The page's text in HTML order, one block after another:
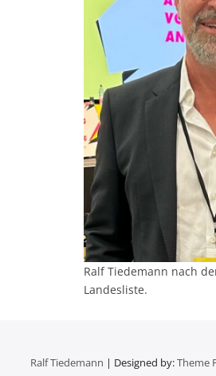
Ralf Tiedemann nach
Landesliste.
Ralf Tiedemann | Designed by:Theme